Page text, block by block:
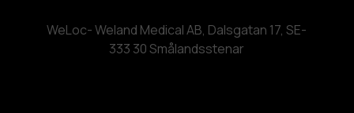
WeLoc- Weland Medical AB, Dalsgatan 17, SE-
333 30 Smålandsstenar